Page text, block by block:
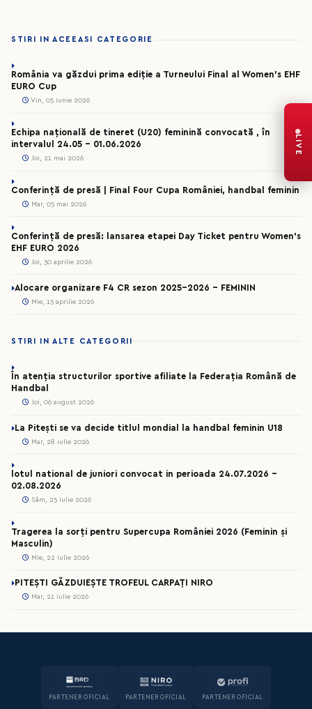
STIRI IN ACEEASI CATEGORIE
România va găzdui prima ediție a Turneului Final al Women’s EHF
EURO Cup
Vin, 05 iunie 2026
Echipa națională de tineret (U20) feminină convocată , în
intervalul 24.05 – 01.06.2026
Joi, 21 mai 2026
Conferință de presă | Final Four Cupa României, handbal feminin
Mar, 05 mai 2026
Conferință de presă: lansarea etapei Day Ticket pentru Women’s
EHF EURO 2026
Joi, 30 aprilie 2026
Alocare organizare F4 CR sezon 2025-2026 - FEMININ
Mie, 15 aprilie 2026
STIRI IN ALTE CATEGORII
În atenția structurilor sportive afiliate la Federația Română de
Handbal
Joi, 06 august 2026
La Pitești se va decide titlul mondial la handbal feminin U18
Mar, 28 iulie 2026
lotul national de juniori convocat in perioada 24.07.2026 –
02.08.2026
Sâm, 25 iulie 2026
Tragerea la sorți pentru Supercupa României 2026 (Feminin și
Masculin)
Mie, 22 iulie 2026
PITEȘTI GĂZDUIEȘTE TROFEUL CARPAȚI NIRO
Mar, 21 iulie 2026
PARTENER OFICIAL PARTENER OFICIAL PARTENER OFICIAL
LIVE